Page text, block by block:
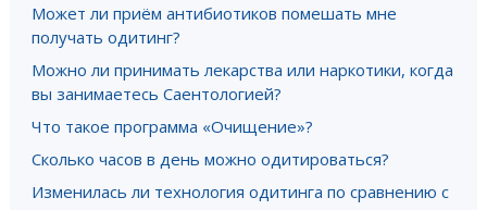
Может ли приём антибиотиков помешать мне
получать одитинг?
Можно ли принимать лекарства или наркотики, когда
вы занимаетесь Саентологией?
Что такое программа «Очищение»?
Сколько часов в день можно одитироваться?
Изменилась ли технология одитинга по сравнению с